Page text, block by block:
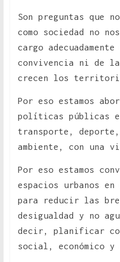
Son preguntas que
como sociedad no
cargo
convivencia ni de la
crecen los
Por eso estamos
políticas públicas
transporte, deporte,
ambiente, con una
Por eso estamos
espacios urbanos en
para reducir las
desigualdad y no
decir, planificar
social, económico y